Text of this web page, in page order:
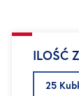
Przejdź
początek
ILOŚĆ
25